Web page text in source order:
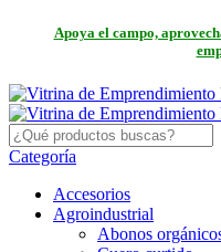
Apoya el campo,
Categoría
Accesorios
Agroindustrial
Abonos